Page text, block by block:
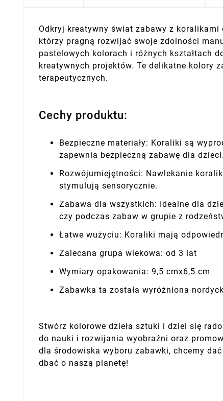
Odkryj kreatywny świat zabawy z
którzy pragną rozwijać swoje zdolności
pastelowych kolorach i różnych kształtach
kreatywnych projektów. Te delikatne kolory
terapeutycznych.
Cechy produktu:
Bezpieczne materiały: Koraliki są
zapewnia bezpieczną zabawę dla
Rozwójumiejętności: Nawlekanie
stymulują sensorycznie.
Zabawa dla wszystkich: Idealne dla
czy podczas zabaw w grupie z
Łatwe wużyciu: Koraliki mają
Zalecana grupa wiekowa: od 3 lat
Wymiary opakowania: 9,5 cmx6,5 cm
Zabawka ta została wyróżniona
Stwórz kolorowe dzieła sztuki i dziel się
do nauki i rozwijania wyobraźni oraz
dla środowiska wyboru zabawki, chcemy
dbać o naszą planetę!